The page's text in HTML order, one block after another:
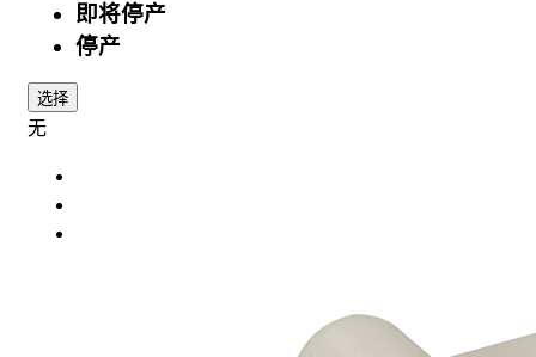
即将停产
停产
选择
无